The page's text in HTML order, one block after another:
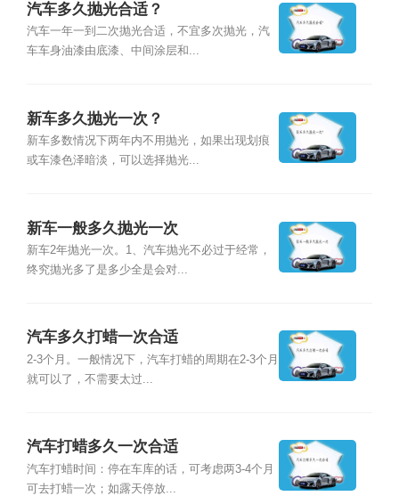
汽车多久抛光合适？
汽车一年一到二次抛光合适，不宜多次抛光，汽
车车身油漆由底漆、中间涂层和...
新车多久抛光一次？
新车多数情况下两年内不用抛光，如果出现划痕
或车漆色泽暗淡，可以选择抛光...
新车一般多久抛光一次
新车2年抛光一次。1、汽车抛光不必过于经常，
终究抛光多了是多少全是会对...
汽车多久打蜡一次合适
2-3个月。一般情况下，汽车打蜡的周期在2-3个月
就可以了，不需要太过...
汽车打蜡多久一次合适
汽车打蜡时间：停在车库的话，可考虑两3-4个月
可去打蜡一次；如露天停放...